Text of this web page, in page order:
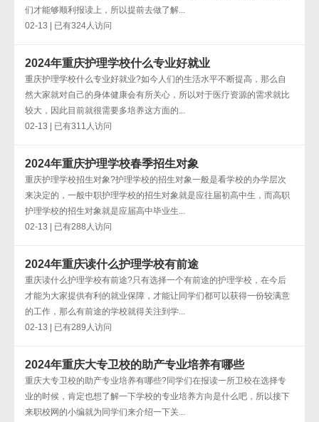
们才能够顺利报读上，所以提前去做了解...
02-13 | 已有324人访问
2024年重庆护理学校什么专业好就业
重庆护理学校什么专业好就业?如今人们的生活水平不断提高，那么自
然大家就对自己的身体健康会有所关心，所以对于医疗资源的需求就比
较大，因此目前就很需要多培养这方面的...
02-13 | 已有311人访问
2024年重庆护理学校春季招生对象
重庆护理学校招生对象?护理学校的招生对象一般是看学校的办学层次
来决定的，一般中职护理学校的招生对象就是应往届初高中生，而高职
护理学校的招生对象就是应届高中毕业生...
02-13 | 已有288人访问
2024年重庆读什么护理学校有前途
重庆读什么护理学校有前途?只有选择一个有前途的护理学校，在今后
才能为大家提供有利的就业保障，才能让同学们都可以获得一份较满意
的工作，那么有前途的学校就得关注到学...
02-13 | 已有289人访问
2024年重庆大专卫校的助产专业培养有哪些
重庆大专卫校的助产专业培养有哪些?同学们在报读一所卫校在选择专
业的时候，肯定也想了解一下学校的专业培养方向是什么吧，所以接下
来职校网的小编就为同学们来介绍一下关...